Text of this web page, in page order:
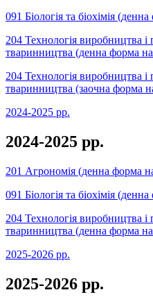
091 Біологія та біохімія
204 Технологія виробництва і
тваринництва (денна форма
204 Технологія виробництва і
тваринництва (заочна форма
2024-2025 рр.
2024-2025 рр.
201 Агрономія (денна форма
091 Біологія та біохімія
204 Технологія виробництва і
тваринництва (денна форма
2025-2026 рр.
2025-2026 рр.